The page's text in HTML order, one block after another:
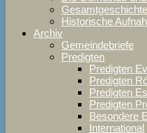
Gesamtgeschichte
Historische
Archiv
Gemeindebriefe
Predigten
Predigten
Predigten
Predigten
Predigten
Besondere
International